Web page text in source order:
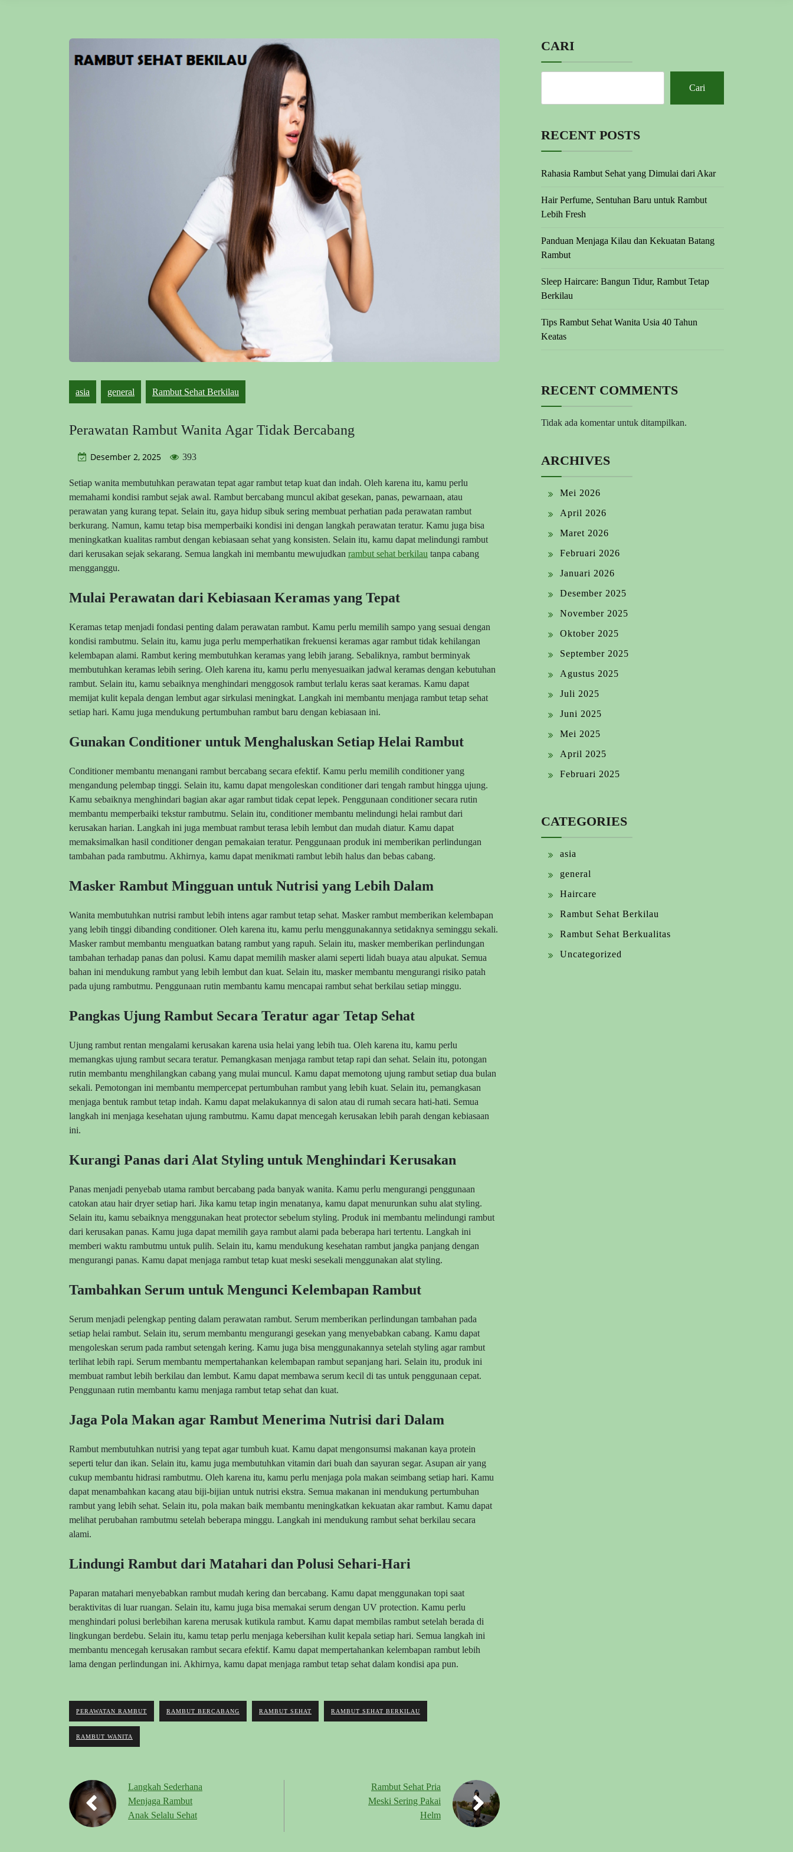
asia general Rambut Sehat Berkilau
Perawatan Rambut Wanita Agar Tidak Bercabang
Desember 2, 2025 393
Setiap wanita membutuhkan perawatan tepat agar rambut tetap kuat dan indah. Oleh karena itu, kamu perlu
memahami kondisi rambut sejak awal. Rambut bercabang muncul akibat gesekan, panas, pewarnaan, atau
perawatan yang kurang tepat. Selain itu, gaya hidup sibuk sering membuat perhatian pada perawatan rambut
berkurang. Namun, kamu tetap bisa memperbaiki kondisi ini dengan langkah perawatan teratur. Kamu juga bisa
meningkatkan kualitas rambut dengan kebiasaan sehat yang konsisten. Selain itu, kamu dapat melindungi rambut
dari kerusakan sejak sekarang. Semua langkah ini membantu mewujudkan rambut sehat berkilau tanpa cabang
mengganggu.
Mulai Perawatan dari Kebiasaan Keramas yang Tepat
Keramas tetap menjadi fondasi penting dalam perawatan rambut. Kamu perlu memilih sampo yang sesuai dengan
kondisi rambutmu. Selain itu, kamu juga perlu memperhatikan frekuensi keramas agar rambut tidak kehilangan
kelembapan alami. Rambut kering membutuhkan keramas yang lebih jarang. Sebaliknya, rambut berminyak
membutuhkan keramas lebih sering. Oleh karena itu, kamu perlu menyesuaikan jadwal keramas dengan kebutuhan
rambut. Selain itu, kamu sebaiknya menghindari menggosok rambut terlalu keras saat keramas. Kamu dapat
memijat kulit kepala dengan lembut agar sirkulasi meningkat. Langkah ini membantu menjaga rambut tetap sehat
setiap hari. Kamu juga mendukung pertumbuhan rambut baru dengan kebiasaan ini.
Gunakan Conditioner untuk Menghaluskan Setiap Helai Rambut
Conditioner membantu menangani rambut bercabang secara efektif. Kamu perlu memilih conditioner yang
mengandung pelembap tinggi. Selain itu, kamu dapat mengoleskan conditioner dari tengah rambut hingga ujung.
Kamu sebaiknya menghindari bagian akar agar rambut tidak cepat lepek. Penggunaan conditioner secara rutin
membantu memperbaiki tekstur rambutmu. Selain itu, conditioner membantu melindungi helai rambut dari
kerusakan harian. Langkah ini juga membuat rambut terasa lebih lembut dan mudah diatur. Kamu dapat
memaksimalkan hasil conditioner dengan pemakaian teratur. Penggunaan produk ini memberikan perlindungan
tambahan pada rambutmu. Akhirnya, kamu dapat menikmati rambut lebih halus dan bebas cabang.
Masker Rambut Mingguan untuk Nutrisi yang Lebih Dalam
Wanita membutuhkan nutrisi rambut lebih intens agar rambut tetap sehat. Masker rambut memberikan kelembapan
yang lebih tinggi dibanding conditioner. Oleh karena itu, kamu perlu menggunakannya setidaknya seminggu sekali.
Masker rambut membantu menguatkan batang rambut yang rapuh. Selain itu, masker memberikan perlindungan
tambahan terhadap panas dan polusi. Kamu dapat memilih masker alami seperti lidah buaya atau alpukat. Semua
bahan ini mendukung rambut yang lebih lembut dan kuat. Selain itu, masker membantu mengurangi risiko patah
pada ujung rambutmu. Penggunaan rutin membantu kamu mencapai rambut sehat berkilau setiap minggu.
Pangkas Ujung Rambut Secara Teratur agar Tetap Sehat
Ujung rambut rentan mengalami kerusakan karena usia helai yang lebih tua. Oleh karena itu, kamu perlu
memangkas ujung rambut secara teratur. Pemangkasan menjaga rambut tetap rapi dan sehat. Selain itu, potongan
rutin membantu menghilangkan cabang yang mulai muncul. Kamu dapat memotong ujung rambut setiap dua bulan
sekali. Pemotongan ini membantu mempercepat pertumbuhan rambut yang lebih kuat. Selain itu, pemangkasan
menjaga bentuk rambut tetap indah. Kamu dapat melakukannya di salon atau di rumah secara hati-hati. Semua
langkah ini menjaga kesehatan ujung rambutmu. Kamu dapat mencegah kerusakan lebih parah dengan kebiasaan
ini.
Kurangi Panas dari Alat Styling untuk Menghindari Kerusakan
Panas menjadi penyebab utama rambut bercabang pada banyak wanita. Kamu perlu mengurangi penggunaan
catokan atau hair dryer setiap hari. Jika kamu tetap ingin menatanya, kamu dapat menurunkan suhu alat styling.
Selain itu, kamu sebaiknya menggunakan heat protector sebelum styling. Produk ini membantu melindungi rambut
dari kerusakan panas. Kamu juga dapat memilih gaya rambut alami pada beberapa hari tertentu. Langkah ini
memberi waktu rambutmu untuk pulih. Selain itu, kamu mendukung kesehatan rambut jangka panjang dengan
mengurangi panas. Kamu dapat menjaga rambut tetap kuat meski sesekali menggunakan alat styling.
Tambahkan Serum untuk Mengunci Kelembapan Rambut
Serum menjadi pelengkap penting dalam perawatan rambut. Serum memberikan perlindungan tambahan pada
setiap helai rambut. Selain itu, serum membantu mengurangi gesekan yang menyebabkan cabang. Kamu dapat
mengoleskan serum pada rambut setengah kering. Kamu juga bisa menggunakannya setelah styling agar rambut
terlihat lebih rapi. Serum membantu mempertahankan kelembapan rambut sepanjang hari. Selain itu, produk ini
membuat rambut lebih berkilau dan lembut. Kamu dapat membawa serum kecil di tas untuk penggunaan cepat.
Penggunaan rutin membantu kamu menjaga rambut tetap sehat dan kuat.
Jaga Pola Makan agar Rambut Menerima Nutrisi dari Dalam
Rambut membutuhkan nutrisi yang tepat agar tumbuh kuat. Kamu dapat mengonsumsi makanan kaya protein
seperti telur dan ikan. Selain itu, kamu juga membutuhkan vitamin dari buah dan sayuran segar. Asupan air yang
cukup membantu hidrasi rambutmu. Oleh karena itu, kamu perlu menjaga pola makan seimbang setiap hari. Kamu
dapat menambahkan kacang atau biji-bijian untuk nutrisi ekstra. Semua makanan ini mendukung pertumbuhan
rambut yang lebih sehat. Selain itu, pola makan baik membantu meningkatkan kekuatan akar rambut. Kamu dapat
melihat perubahan rambutmu setelah beberapa minggu. Langkah ini mendukung rambut sehat berkilau secara
alami.
Lindungi Rambut dari Matahari dan Polusi Sehari-Hari
Paparan matahari menyebabkan rambut mudah kering dan bercabang. Kamu dapat menggunakan topi saat
beraktivitas di luar ruangan. Selain itu, kamu juga bisa memakai serum dengan UV protection. Kamu perlu
menghindari polusi berlebihan karena merusak kutikula rambut. Kamu dapat membilas rambut setelah berada di
lingkungan berdebu. Selain itu, kamu tetap perlu menjaga kebersihan kulit kepala setiap hari. Semua langkah ini
membantu mencegah kerusakan rambut secara efektif. Kamu dapat mempertahankan kelembapan rambut lebih
lama dengan perlindungan ini. Akhirnya, kamu dapat menjaga rambut tetap sehat dalam kondisi apa pun.
PERAWATAN RAMBUT RAMBUT BERCABANG RAMBUT SEHAT RAMBUT SEHAT BERKILAU
RAMBUT WANITA
Langkah Sederhana
Menjaga Rambut
Anak Selalu Sehat
Rambut Sehat Pria
Meski Sering Pakai
Helm
CARI
Cari
RECENT POSTS
Rahasia Rambut Sehat yang Dimulai dari Akar
Hair Perfume, Sentuhan Baru untuk Rambut
Lebih Fresh
Panduan Menjaga Kilau dan Kekuatan Batang
Rambut
Sleep Haircare: Bangun Tidur, Rambut Tetap
Berkilau
Tips Rambut Sehat Wanita Usia 40 Tahun
Keatas
RECENT COMMENTS
Tidak ada komentar untuk ditampilkan.
ARCHIVES
Mei 2026
April 2026
Maret 2026
Februari 2026
Januari 2026
Desember 2025
November 2025
Oktober 2025
September 2025
Agustus 2025
Juli 2025
Juni 2025
Mei 2025
April 2025
Februari 2025
CATEGORIES
asia
general
Haircare
Rambut Sehat Berkilau
Rambut Sehat Berkualitas
Uncategorized